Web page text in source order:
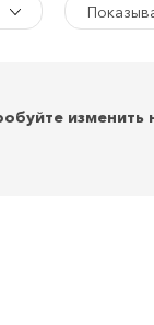
изменить